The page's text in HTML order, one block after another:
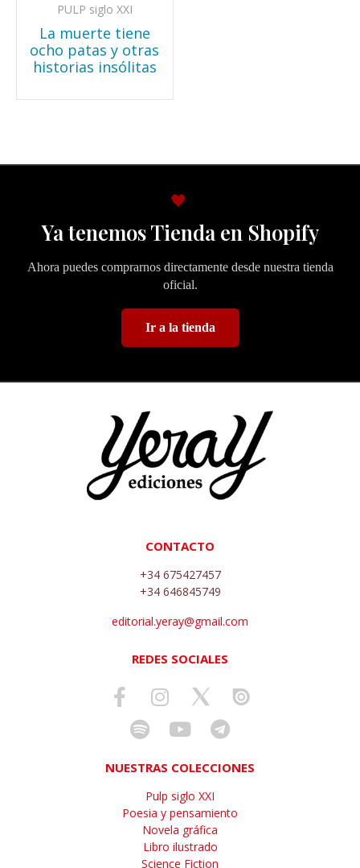
PULP siglo XXI
La muerte tiene
ocho patas y otras
historias insólitas
🖤
Ya tenemos Tienda en Shopify
Ahora puedes comprarnos directamente desde nuestra tienda
oficial.
Ir a la tienda
CONTACTO
+34 675427457
+34 646845749
editorial.yeray@gmail.com
REDES SOCIALES
NUESTRAS COLECCIONES
Pulp siglo XXI
Poesia y pensamiento
Novela gráfica
Libro ilustrado
Science Fiction